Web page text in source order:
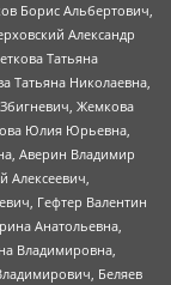
Борис Альбертович,
Александр
Татьяна
Татьяна Николаевна,
Жемкова
Юлия Юрьевна,
Аверин Владимир
Алексеевич,
Гефтер Валентин
Анатольевна,
Владимировна,
Беляев